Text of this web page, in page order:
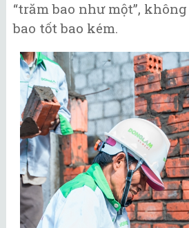
“trăm bao như một”,
bao tốt bao kém.